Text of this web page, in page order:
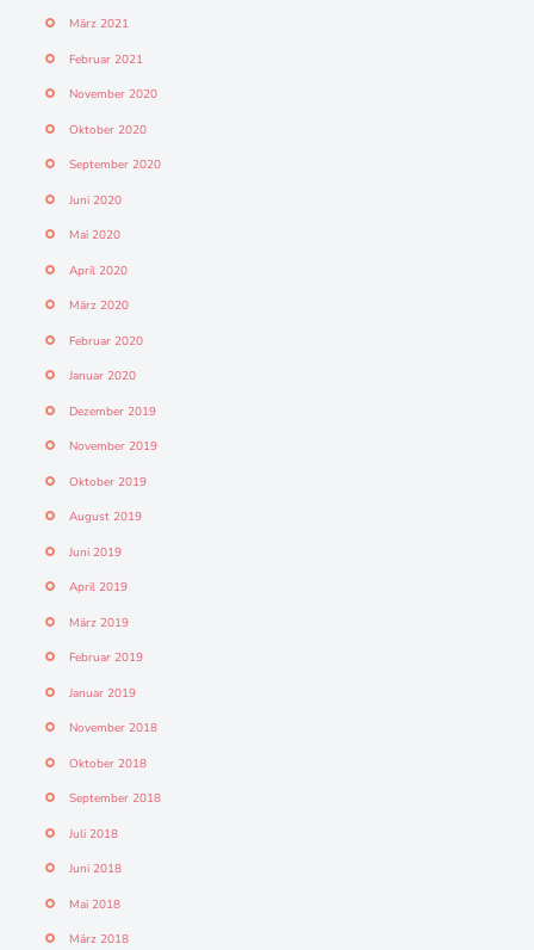
März 2021
Februar 2021
November 2020
Oktober 2020
September 2020
Juni 2020
Mai 2020
April 2020
März 2020
Februar 2020
Januar 2020
Dezember 2019
November 2019
Oktober 2019
August 2019
Juni 2019
April 2019
März 2019
Februar 2019
Januar 2019
November 2018
Oktober 2018
September 2018
Juli 2018
Juni 2018
Mai 2018
März 2018